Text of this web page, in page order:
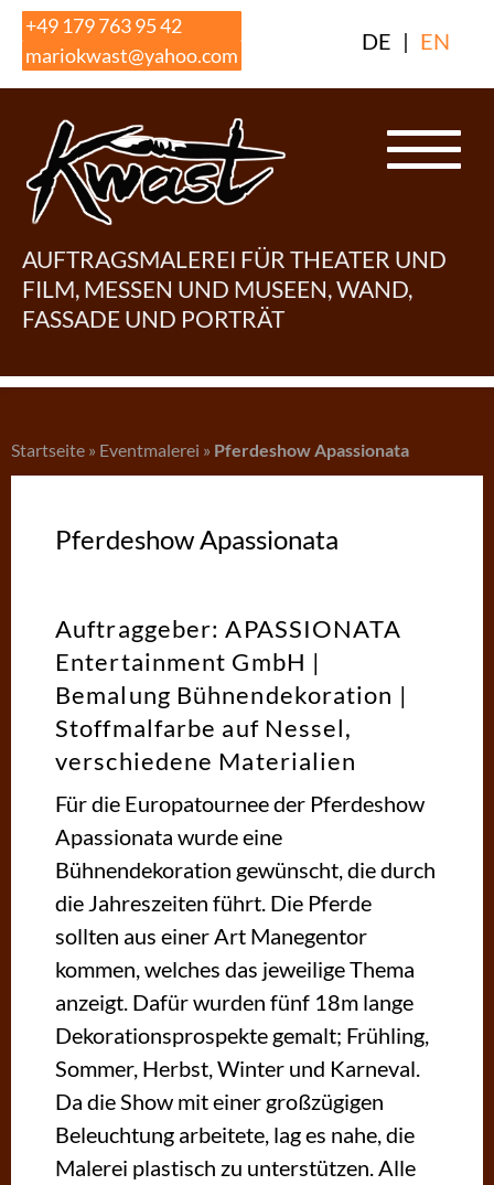
Skip
content
+49 179 763 95 42
mariokwast@yahoo.com
DE | EN
AUFTRAGSMALEREI FÜR THEATER UND
FILM, MESSEN UND MUSEEN, WAND,
FASSADE UND PORTRÄT
Startseite » Eventmalerei » Pferdeshow Apassionata
Pferdeshow Apassionata
Auftraggeber: APASSIONATA
Entertainment GmbH |
Bemalung Bühnendekoration |
Stoffmalfarbe auf Nessel,
verschiedene Materialien
Für die Europatournee der Pferdeshow
Apassionata wurde eine
Bühnendekoration gewünscht, die durch
die Jahreszeiten führt. Die Pferde
sollten aus einer Art Manegentor
kommen, welches das jeweilige Thema
anzeigt. Dafür wurden fünf 18m lange
Dekorationsprospekte gemalt; Frühling,
Sommer, Herbst, Winter und Karneval.
Da die Show mit einer großzügigen
Beleuchtung arbeitete, lag es nahe, die
Malerei plastisch zu unterstützen. Alle